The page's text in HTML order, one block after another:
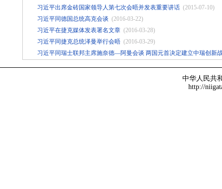
习近平出席金砖国家领导人第七次会晤并发表重要讲话 (2015-07-10)
习近平同德国总统高克会谈 (2016-03-22)
习近平在捷克媒体发表署名文章 (2016-03-28)
习近平同捷克总统泽曼举行会晤 (2016-03-29)
习近平同瑞士联邦主席施奈德—阿曼会谈 两国元首决定建立中瑞创新
中华人民共
http://